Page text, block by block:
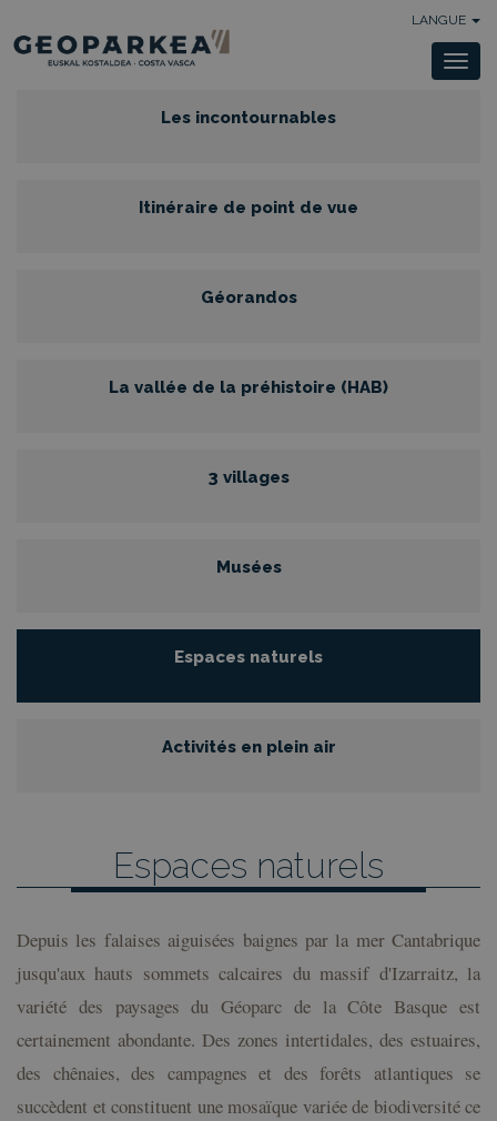
LANGUE
Les incontournables
Itinéraire de point de vue
Géorandos
La vallée de la préhistoire (HAB)
3 villages
Musées
Espaces naturels
Activités en plein air
Espaces naturels
Depuis les falaises aiguisées baignes par la mer Cantabrique
jusqu'aux hauts sommets calcaires du massif d'Izarraitz, la
variété des paysages du Géoparc de la Côte Basque est
certainement abondante. Des zones intertidales, des estuaires,
des chênaies, des campagnes et des forêts atlantiques se
succèdent et constituent une mosaïque variée de biodiversité ce